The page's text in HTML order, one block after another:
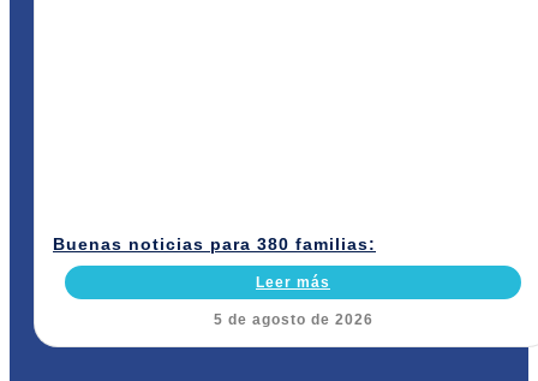
Buenas noticias para 380 familias:
Leer más
5 de agosto de 2026